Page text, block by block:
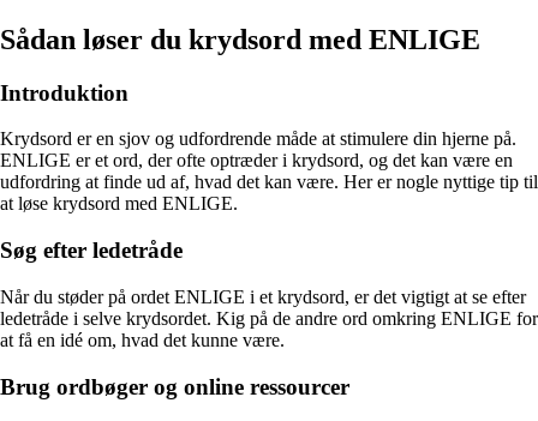
Sådan løser du krydsord med ENLIGE
Introduktion
Krydsord er en sjov og udfordrende måde at stimulere din hjerne på.
ENLIGE er et ord, der ofte optræder i krydsord, og det kan være en
udfordring at finde ud af, hvad det kan være. Her er nogle nyttige tip til
at løse krydsord med ENLIGE.
Søg efter ledetråde
Når du støder på ordet ENLIGE i et krydsord, er det vigtigt at se efter
ledetråde i selve krydsordet. Kig på de andre ord omkring ENLIGE for
at få en idé om, hvad det kunne være.
Brug ordbøger og online ressourcer